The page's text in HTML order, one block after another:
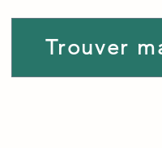
Trouver